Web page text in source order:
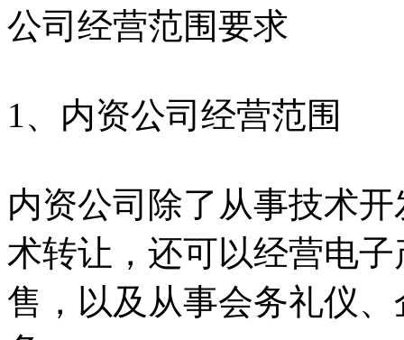
公司经营范围要求
1、内资公司经营范围
内资公司除了从事技术
术转让，还可以经营电
售，以及从事会务礼仪